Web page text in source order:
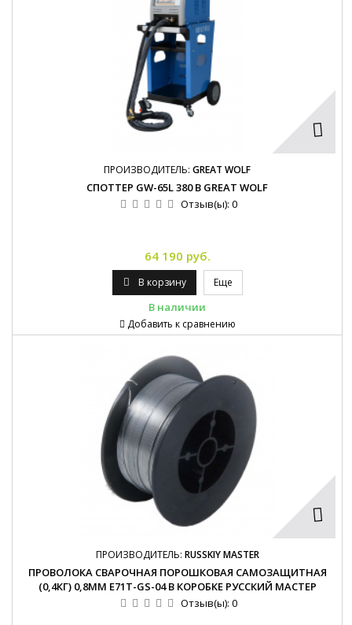
ПРОИЗВОДИТЕЛЬ: GREAT WOLF
СПОТТЕР GW-65L 380 В GREAT WOLF
Отзыв(ы): 0
64 190 руб.
В корзину Еще
В наличии
Добавить к сравнению
ПРОИЗВОДИТЕЛЬ: RUSSKIY MASTER
ПРОВОЛОКА СВАРОЧНАЯ ПОРОШКОВАЯ САМОЗАЩИТНАЯ
(0,4КГ) 0,8ММ E71T-GS-04 В КОРОБКЕ РУССКИЙ МАСТЕР
Отзыв(ы): 0